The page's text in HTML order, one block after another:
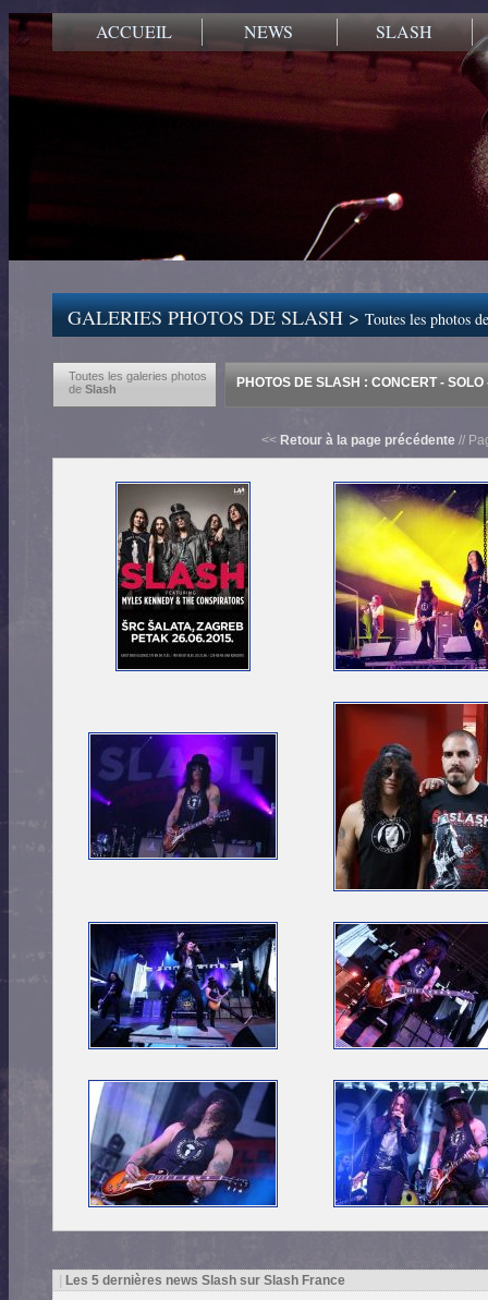
ACCUEIL NEWS SLASH
GALERIES PHOTOS DE SLASH >Toutes les photos
Toutes les galeries photos
de Slash PHOTOS DE SLASH : CONCERT -
<< Retour à la page précédente //
Les 5 dernières news Slash sur Slash France